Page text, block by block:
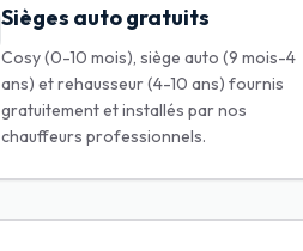
Sièges auto gratuits
Cosy (0-10 mois), siège auto (9 mois-4
ans) et rehausseur (4-10 ans) fournis
gratuitement et installés par nos
chauffeurs professionnels.